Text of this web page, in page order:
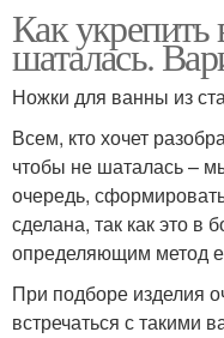
Как укрепить
шаталась.
Ножки для ванны из
Всем, кто хочет
чтобы не шаталась –
очередь,
сделана, так как это в
определяющим метод
При подборе изделия
встречаться с такими